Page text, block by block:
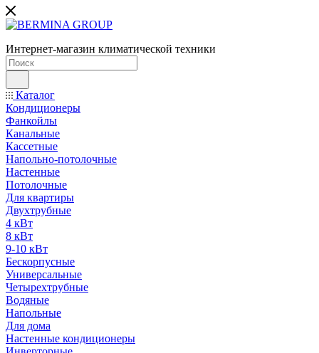
Интернет-магазин климатической техники
Каталог
Кондиционеры
Фанкойлы
Канальные
Кассетные
Напольно-потолочные
Настенные
Потолочные
Для квартиры
Двухтрубные
4 кВт
8 кВт
9-10 кВт
Бескорпусные
Универсальные
Четырехтрубные
Водяные
Напольные
Для дома
Настенные кондиционеры